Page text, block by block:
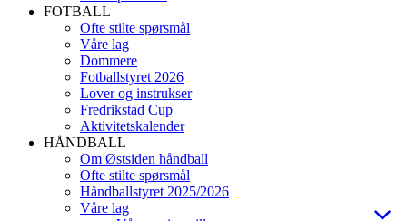
FOTBALL
Ofte stilte spørsmål
Våre lag
Dommere
Fotballstyret 2026
Lover og instrukser
Fredrikstad Cup
Aktivitetskalender
HÅNDBALL
Om Østsiden håndball
Ofte stilte spørsmål
Håndballstyret 2025/2026
Våre lag